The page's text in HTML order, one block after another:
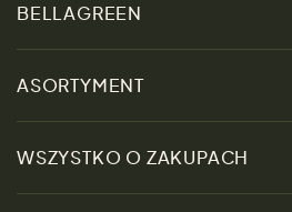
BELLAGREEN
Zrównoważoność
ASORTYMENT
Kobiety
WSZYSTKO O ZAKUPACH